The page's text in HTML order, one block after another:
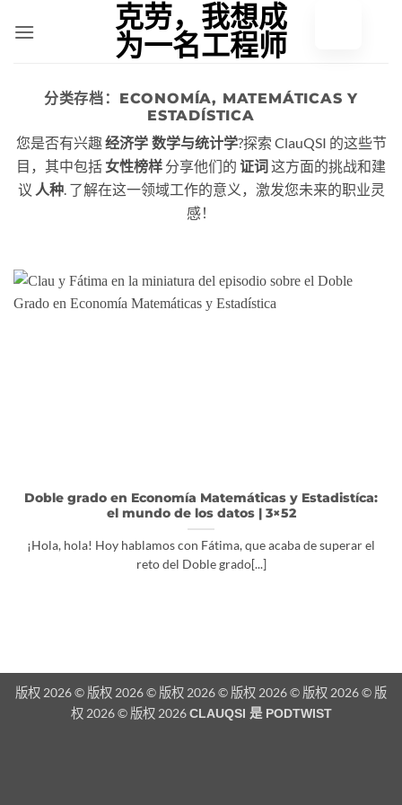
分类存档： ECONOMÍA, MATEMÁTICAS Y
ESTADÍSTICA
您是否有兴趣 经济学 数学与统计学?探索 ClauQSI 的这些节
目，其中包括 女性榜样 分享他们的 证词 这方面的挑战和建
议 人种. 了解在这一领域工作的意义，激发您未来的职业灵
感！
Doble grado en Economía Matemáticas y Estadistíca:
el mundo de los datos | 3×52
¡Hola, hola! Hoy hablamos con Fátima, que acaba de superar el
reto del Doble grado[...]
版权 2026 © 版权 2026 © 版权 2026 © 版权 2026 © 版权 2026 © 版
权 2026 © 版权 2026CLAUQSI 是 PODTWIST